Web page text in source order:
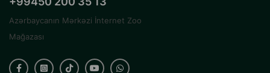
Azərbaycanın Mərkəzi İnternet Zoo
Mağazası